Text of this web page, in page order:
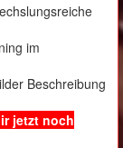
im
Beschreibung
jetzt noch